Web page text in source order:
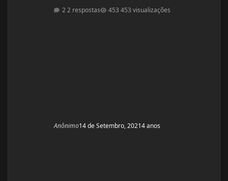
Treino há alguns anos mas sinto que não tenho bons
2 respostas 453 visualizações
Anônimo14 de Setembro, 20214 anos